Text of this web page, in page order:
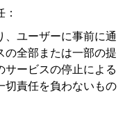
ユーザーに事前に通
全部または一部の提
ービスの停止による
切責任を負わないもの